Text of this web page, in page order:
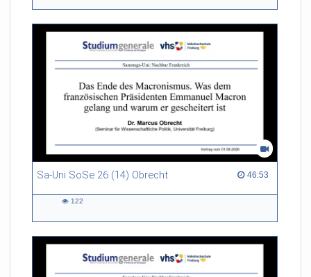
Sa-Uni SoSe 26 (14) Obrecht 46:53
46:53 duration
122